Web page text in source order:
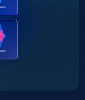
Seller rating,
category, and